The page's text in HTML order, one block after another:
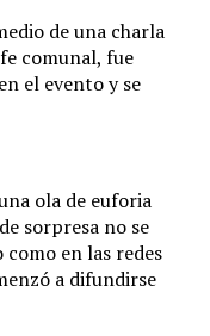
de una charla
comunal, fue
el evento y se
ola de euforia
sorpresa no se
en las redes
a difundirse